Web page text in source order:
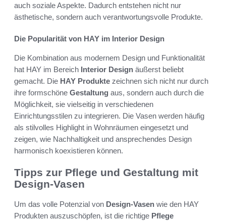
auch soziale Aspekte. Dadurch entstehen nicht nur
ästhetische, sondern auch verantwortungsvolle Produkte.
Die Popularität von HAY im Interior Design
Die Kombination aus modernem Design und Funktionalität
hat HAY im Bereich Interior Design äußerst beliebt
gemacht. Die HAY Produkte zeichnen sich nicht nur durch
ihre formschöne Gestaltung aus, sondern auch durch die
Möglichkeit, sie vielseitig in verschiedenen
Einrichtungsstilen zu integrieren. Die Vasen werden häufig
als stilvolles Highlight in Wohnräumen eingesetzt und
zeigen, wie Nachhaltigkeit und ansprechendes Design
harmonisch koexistieren können.
Tipps zur Pflege und Gestaltung mit
Design-Vasen
Um das volle Potenzial von Design-Vasen wie den HAY
Produkten auszuschöpfen, ist die richtige Pflege